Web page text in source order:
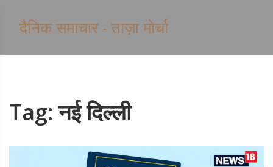
दैनिक समाचार - ताज़ा मोर्चा
Tag: नई दिल्ली